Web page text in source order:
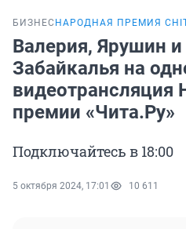
БИЗНЕС НАРОДНАЯ ПРЕМИЯ
Валерия, Ярушин
Забайкалья на
видеотрансляция
премии «Чита.Ру»
Подключайтесь в 18:00
5 октября 2024, 17:01 10 611